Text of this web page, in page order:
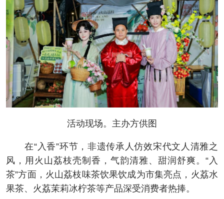
活动现场。主办方供图
在“入香”环节，非遗传承人仿效宋代文人清雅之
风，用火山荔枝壳制香，气韵清雅、甜润舒爽。“入
茶”方面，火山荔枝味茶饮果饮成为市集亮点，火荔水
果茶、火荔茉莉冰柠茶等产品深受消费者热捧。